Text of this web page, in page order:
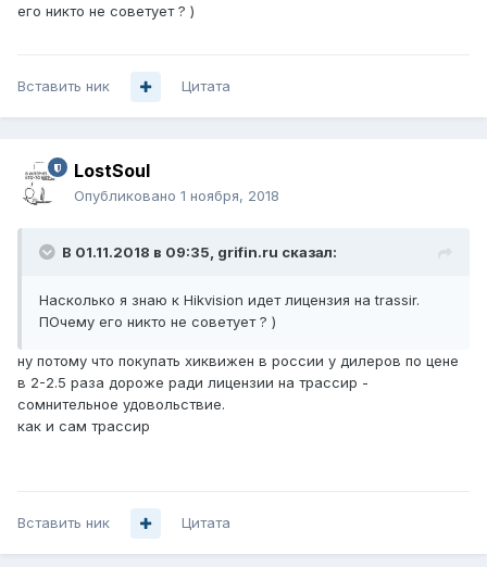
его никто не советует ? )
Вставить ник Цитата
LostSoul
Опубликовано 1 ноября, 2018
В 01.11.2018 в 09:35, grifin.ru сказал:
Насколько я знаю к Hikvision идет лицензия на trassir.
ПОчему его никто не советует ? )
ну потому что покупать хиквижен в россии у дилеров по цене
в 2-2.5 раза дороже ради лицензии на трассир -
сомнительное удовольствие.
как и сам трассир
Вставить ник Цитата